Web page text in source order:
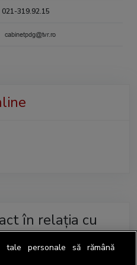
021-319.92.15
în relația cu
personale să rămână